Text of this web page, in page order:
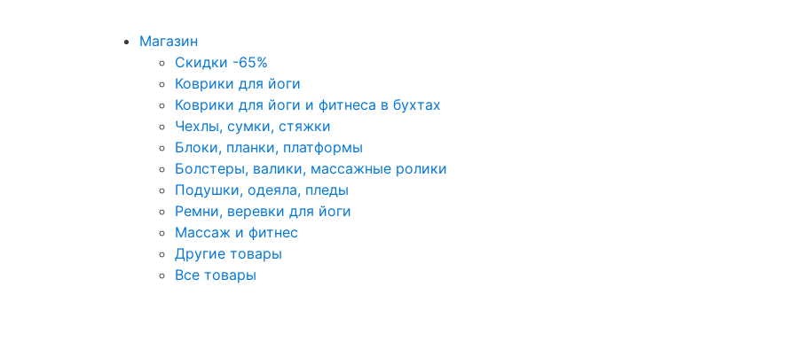
Магазин
Скидки -65%
Коврики для йоги
Коврики для йоги и фитнеса в бухтах
Чехлы, сумки, стяжки
Блоки, планки, платформы
Болстеры, валики, массажные ролики
Подушки, одеяла, пледы
Ремни, веревки для йоги
Массаж и фитнес
Другие товары
Все товары